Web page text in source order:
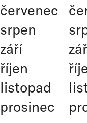
červenec
srpen
září
říjen
listopad
prosinec